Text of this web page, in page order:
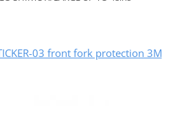
03 front fork protection 3M